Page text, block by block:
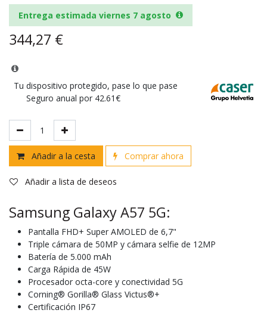
Entrega estimada viernes 7 agosto
344,27 €
Tu dispositivo protegido, pase lo que pase
Seguro anual por 42.61€
Añadir a la cesta Comprar ahora
Añadir a lista de deseos
Samsung Galaxy A57 5G:
Pantalla FHD+ Super AMOLED de 6,7"
Triple cámara de 50MP y cámara selfie de 12MP
Batería de 5.000 mAh
Carga Rápida de 45W
Procesador octa-core y conectividad 5G
Corning® Gorilla® Glass Victus®+
Certificación IP67